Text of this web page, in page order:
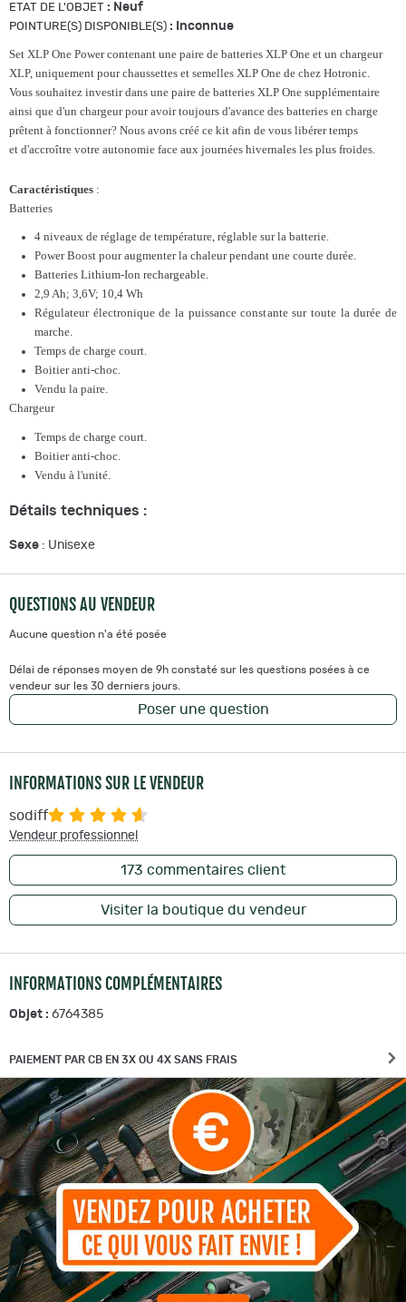
ETAT DE L'OBJET : Neuf
POINTURE(S) DISPONIBLE(S) : Inconnue
Set XLP One Power contenant une paire de batteries XLP One et un chargeur
XLP, uniquement pour chaussettes et semelles XLP One de chez Hotronic.
Vous souhaitez investir dans une paire de batteries XLP One supplémentaire
ainsi que d'un chargeur pour avoir toujours d'avance des batteries en charge
prêtent à fonctionner? Nous avons créé ce kit afin de vous libérer temps
et d'accroître votre autonomie face aux journées hivernales les plus froides.
Caractéristiques :
Batteries
4 niveaux de réglage de température, réglable sur la batterie.
Power Boost pour augmenter la chaleur pendant une courte durée.
Batteries Lithium-Ion rechargeable.
2,9 Ah; 3,6V; 10,4 Wh
Régulateur électronique de la puissance constante sur toute la durée de
marche.
Temps de charge court.
Boitier anti-choc.
Vendu la paire.
Chargeur
Temps de charge court.
Boitier anti-choc.
Vendu à l'unité.
Détails techniques :
Sexe : Unisexe
QUESTIONS AU VENDEUR
Aucune question n'a été posée
Délai de réponses moyen de 9h constaté sur les questions posées à ce
vendeur sur les 30 derniers jours.
Poser une question
INFORMATIONS SUR LE VENDEUR
sodiff
Vendeur professionnel
173 commentaires client
Visiter la boutique du vendeur
INFORMATIONS COMPLÉMENTAIRES
Objet : 6764385
PAIEMENT PAR CB EN 3X OU 4X SANS FRAIS